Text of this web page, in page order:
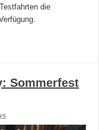
die
Sommerfest